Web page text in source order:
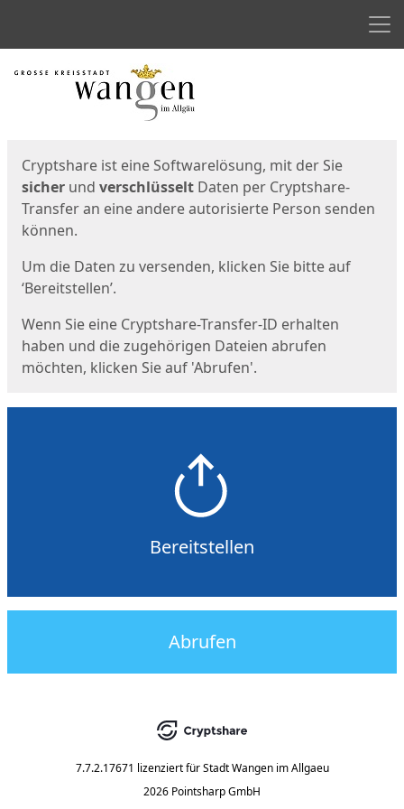
Start
Cryptshare ist eine Softwarelösung, mit der Sie
sicher und verschlüsselt Daten per Cryptshare-
Transfer an eine andere autorisierte Person senden
können.
Um die Daten zu versenden, klicken Sie bitte auf
‘Bereitstellen’.
Wenn Sie eine Cryptshare-Transfer-ID erhalten
haben und die zugehörigen Dateien abrufen
möchten, klicken Sie auf 'Abrufen'.
Bereitstellen
Abrufen
7.7.2.17671 lizenziert für Stadt Wangen im Allgaeu
2026 Pointsharp GmbH